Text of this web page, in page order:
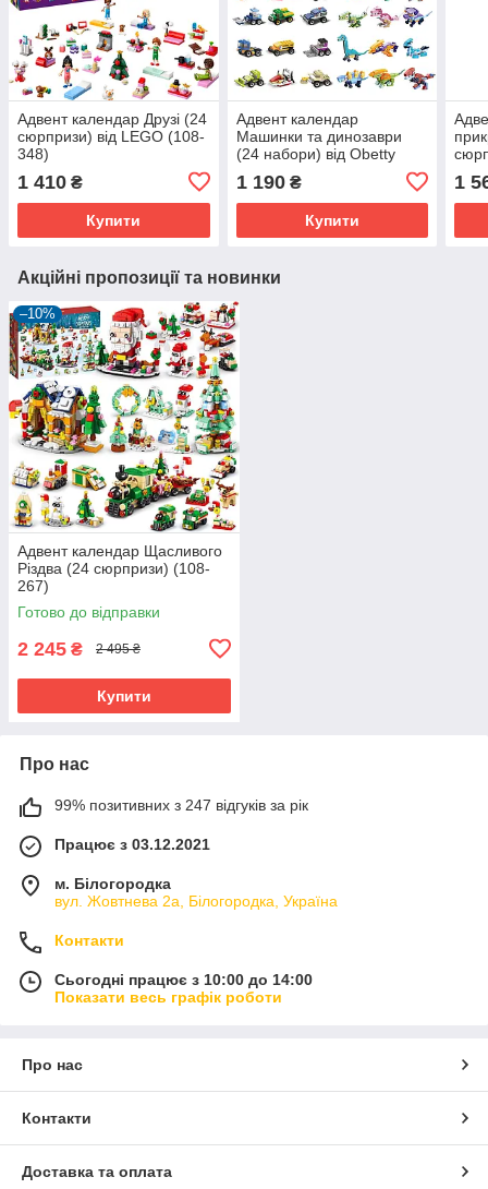
Адвент календар Друзі (24
сюрпризи) від LEGO (108-
348)
1 410 ₴
Купити
Адвент календар
Машинки та динозаври
(24 набори) від Obetty
1 190₴
Купити
1
Акційні пропозиції та новинки
–10%
Адвент календар Щасливого
Різдва (24 сюрпризи) (108-
267)
Готово до відправки
2 245 ₴ 2 495 ₴
Купити
Про нас
99% позитивних з 247 відгуків за рік
Працює з 03.12.2021
м. Білогородка
вул. Жовтнева 2а, Білогородка, Україна
Контакти
Сьогодні працює з 10:00 до 14:00
Показати весь графік роботи
Про нас
Контакти
Доставка та оплата